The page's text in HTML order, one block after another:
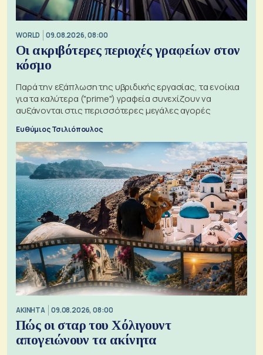
WORLD 09.08.2026, 08:00
Οι ακριβότερες περιοχές γραφείων στον
κόσμο
Παρά την εξάπλωση της υβριδικής εργασίας, τα ενοίκια
για τα καλύτερα ("prime") γραφεία συνεχίζουν να
αυξάνονται στις περισσότερες μεγάλες αγορές
Ευθύμιος Τσιλιόπουλος
ΑΚΙΝΗΤΑ 09.08.2026, 08:00
Πώς οι σταρ του Χόλιγουντ
απογειώνουν τα ακίνητα